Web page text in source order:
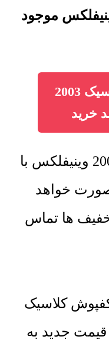
کلاسیک 2003 وینیفلکس موجود
افزودن کفپوش کلاسیک 2003
خرید
خرید کفپوش کلاسیک 2003 وینیفلکس با
خواهد
ها تماس
کلاسیک
قیمت جدید به